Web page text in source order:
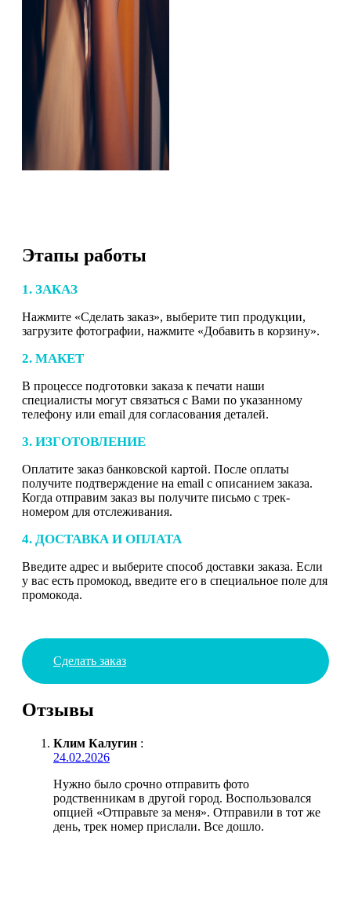
Этапы работы
1. ЗАКАЗ
Нажмите «Сделать заказ», выберите тип продукции,
загрузите фотографии, нажмите «Добавить в корзину».
2. МАКЕТ
В процессе подготовки заказа к печати наши
специалисты могут связаться с Вами по указанному
телефону или email для согласования деталей.
3. ИЗГОТОВЛЕНИЕ
Оплатите заказ банковской картой. После оплаты
получите подтверждение на email с описанием заказа.
Когда отправим заказ вы получите письмо с трек-
номером для отслеживания.
4. ДОСТАВКА И ОПЛАТА
Введите адрес и выберите способ доставки заказа. Если
у вас есть промокод, введите его в специальное поле для
промокода.
Сделать заказ
Отзывы
Клим Калугин :
24.02.2026
Нужно было срочно отправить фото
родственникам в другой город. Воспользовался
опцией «Отправьте за меня». Отправили в тот же
день, трек номер прислали. Все дошло.